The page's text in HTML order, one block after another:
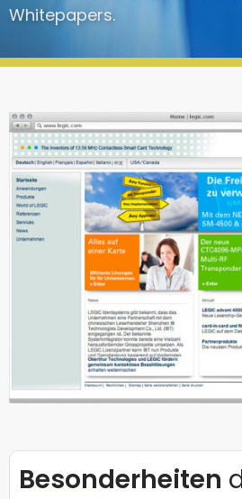
Whitepapers.
Besonderheiten